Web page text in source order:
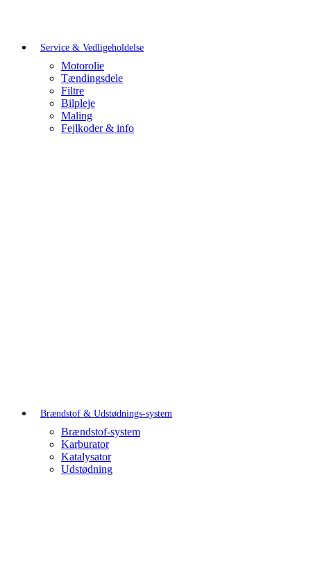
Service & Vedligeholdelse
Motorolie
Tændingsdele
Filtre
Bilpleje
Maling
Fejlkoder & info
Brændstof & Udstødnings-system
Brændstof-system
Karburator
Katalysator
Udstødning